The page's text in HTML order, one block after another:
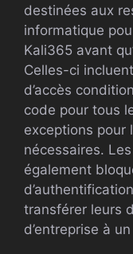
destinées aux
informatique
Kali365 avant
Celles-ci
d’accès
code pour tous
exceptions pour
nécessaires.
également
transférer leurs
d’entreprise à